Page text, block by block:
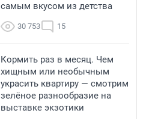
самым вкусом из детства
30 753 15
Кормить раз в месяц. Чем
хищным или необычным
украсить квартиру — смотрим
зелёное разнообразие на
выставке экзотики